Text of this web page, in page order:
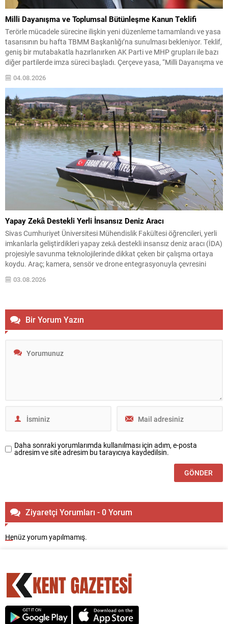
Milli Dayanışma ve Toplumsal Bütünleşme Kanun Teklifi
Terörle mücadele sürecine ilişkin yeni düzenleme tamamlandı ve yasa
tasarısının bu hafta TBMM Başkanlığı’na sunulması bekleniyor. Teklif,
geniş bir mutabakatla hazırlanırken AK Parti ve MHP grupları ile bazı
diğer partilerde imza süreci başladı. Çerçeve yasa, “Milli Dayanışma ve
MHP’de ilk imzayı Genel Başkan Devlet Bahçeli...
04.08.2026
Yapay Zekâ Destekli Yerli İnsansız Deniz Aracı
Sivas Cumhuriyet Üniversitesi Mühendislik Fakültesi öğrencileri, yerli
imkanlarla geliştirdikleri yapay zekâ destekli insansız deniz aracı (İDA)
projesiyle savunma teknolojilerinde dikkat çeken bir çalışma ortaya
koydu. Araç; kamera, sensör ve drone entegrasyonuyla çevresini
analiz edip otonom görevler gerçekleştirebiliyor. Geliştirilen sistem,
deniz üzerinde bağımsız hareket edebilmenin ötesinde; hava, kara ve
03.08.2026
Bir Yorum Yazın
Daha sonraki yorumlarımda kullanılması için adım, e-posta
adresim ve site adresim bu tarayıcıya kaydedilsin.
Ziyaretçi Yorumları - 0 Yorum
Henüz yorum yapılmamış.